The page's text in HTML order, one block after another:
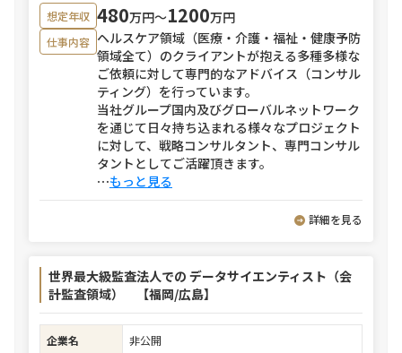
想定年収 480万円〜1200万円
仕事内容 ヘルスケア領域（医療・介護・福祉・健康予防
領域全て）のクライアントが抱える多種多様な
ご依頼に対して専門的なアドバイス（コンサル
ティング）を行っています。
当社グループ国内及びグローバルネットワーク
を通じて日々持ち込まれる様々なプロジェクト
に対して、戦略コンサルタント、専門コンサル
タントとしてご活躍頂きます。
⋯もっと見る
詳細を見る
世界最大級監査法人での データサイエンティスト（会
計監査領域） 【福岡/広島】
企業名
非公開